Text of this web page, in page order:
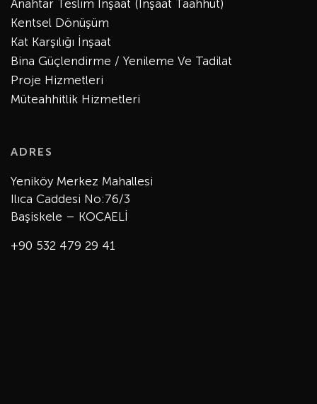
Anahtar Teslim İnşaat (İnşaat Taahhüt)
Kentsel Dönüşüm
Kat Karşılığı İnşaat
Bina Güçlendirme / Yenileme Ve Tadilat
Proje Hizmetleri
Müteahhitlik Hizmetleri
ADRES
Yeniköy Merkez Mahallesi
Ilıca Caddesi No:76/3
Başiskele – KOCAELİ
+90 532 479 29 41